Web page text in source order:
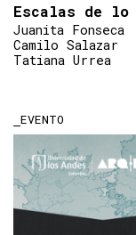
Escalas de lo
Juanita Fonseca
Camilo Salazar
Tatiana Urrea
EVENTO